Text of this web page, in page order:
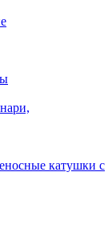
катушки с